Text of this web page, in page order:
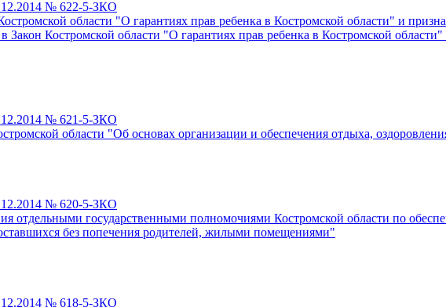
№ 622-5-ЗКО
области "О гарантиях прав ребенка в Костромской области" и
Костромской области "О гарантиях прав ребенка в Костромской
№ 621-5-ЗКО
области "Об основах организации и обеспечения отдыха,
№ 620-5-ЗКО
отдельными государственными полномочиями Костромской области по
без попечения родителей, жилыми помещениями"
№ 618-5-ЗКО